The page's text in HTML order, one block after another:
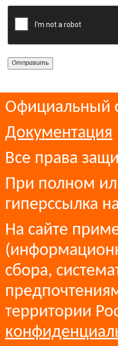
Документация
Все права
При полном
гиперссылка
На сайте
сбора,
территории